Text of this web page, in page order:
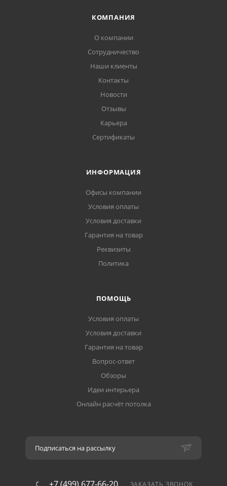
КОМПАНИЯ
О компании
Сотрудничество
Наши клиенты
Контакты
Новости
Отзывы
Карьера
Сертификаты
ИНФОРМАЦИЯ
Офисы компании
Условия оплаты
Условия доставки
Гарантия на товар
Реквизиты
Политика
ПОМОЩЬ
Условия оплаты
Условия доставки
Гарантия на товар
Вопрос-ответ
Обзоры
Идеи интерьера
Онлайн расчёт потолка
Подписаться на рассылку
ЗАКАЗАТЬ ЗВОНОК